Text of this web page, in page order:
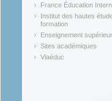
France Éducation
(link is external)
Institut des hautes
formation
(link is external)
Enseignement
(link is external)
Sites académiques
(link is external)
Viaéduc